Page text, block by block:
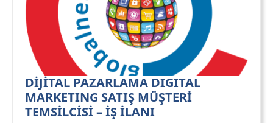
DİJİTAL PAZARLAMA DIGITAL
MARKETING SATIŞ MÜŞTERİ
TEMSİLCİSİ – İŞ İLANI